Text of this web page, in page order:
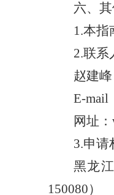
六、
1.本
2.联系
赵建
E-mail
网址
3.申请
黑龙
150080）